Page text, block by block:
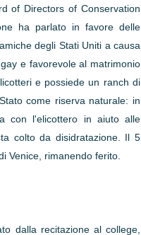
of Directors of Conservation
ha parlato in favore delle
degli Stati Uniti a causa
e favorevole al matrimonio
e possiede un ranch di
come riserva naturale: in
con l'elicottero in aiuto alle
colto da disidratazione. Il 5
Venice, rimanendo ferito.
dalla recitazione al college,